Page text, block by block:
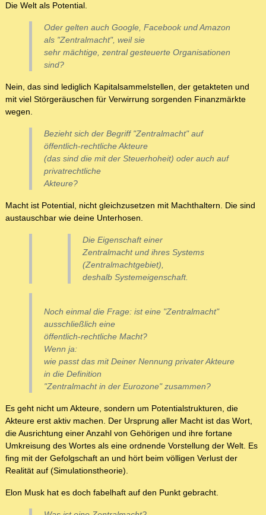
Die Welt als Potential.
Oder gelten auch Google, Facebook und Amazon
als "Zentralmacht", weil sie
sehr mächtige, zentral gesteuerte Organisationen
sind?
Nein, das sind lediglich Kapitalsammelstellen, der getakteten und
mit viel Störgeräuschen für Verwirrung sorgenden Finanzmärkte
wegen.
Bezieht sich der Begriff "Zentralmacht" auf
öffentlich-rechtliche Akteure
(das sind die mit der Steuerhoheit) oder auch auf
privatrechtliche
Akteure?
Macht ist Potential, nicht gleichzusetzen mit Machthaltern. Die sind
austauschbar wie deine Unterhosen.
Die Eigenschaft einer
Zentralmacht und ihres Systems
(Zentralmachtgebiet),
deshalb Systemeigenschaft.
Noch einmal die Frage: ist eine "Zentralmacht"
ausschließlich eine
öffentlich-rechtliche Macht?
Wenn ja:
wie passt das mit Deiner Nennung privater Akteure
in die Definition
"Zentralmacht in der Eurozone" zusammen?
Es geht nicht um Akteure, sondern um Potentialstrukturen, die
Akteure erst aktiv machen. Der Ursprung aller Macht ist das Wort,
die Ausrichtung einer Anzahl von Gehörigen und ihre fortane
Umkreisung des Wortes als eine ordnende Vorstellung der Welt. Es
fing mit der Gefolgschaft an und hört beim völligen Verlust der
Realität auf (Simulationstheorie).
Elon Musk hat es doch fabelhaft auf den Punkt gebracht.